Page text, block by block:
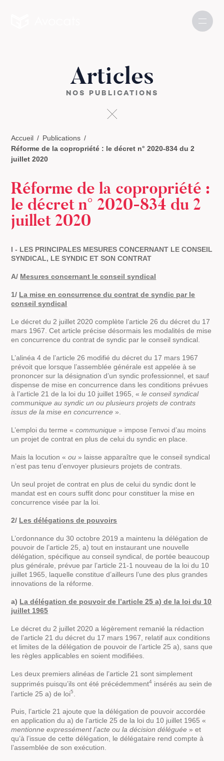
Articles
NOS PUBLICATIONS
Accueil
Publications
Réforme de la copropriété : le décret n° 2020-834 du 2
juillet 2020
Réforme de la copropriété :
le décret n° 2020-834 du 2
juillet 2020
I - LES PRINCIPALES MESURES CONCERNANT LE CONSEIL
SYNDICAL, LE SYNDIC ET SON CONTRAT
A/ Mesures concernant le conseil syndical
1/ La mise en concurrence du contrat de syndic par le
conseil syndical
Le décret du 2 juillet 2020 complète l’article 26 du décret du 17
mars 1967. Cet article précise désormais les modalités de mise
en concurrence du contrat de syndic par le conseil syndical.
L’alinéa 4 de l’article 26 modifié du décret du 17 mars 1967
prévoit que lorsque l’assemblée générale est appelée à se
prononcer sur la désignation d’un syndic professionnel, et sauf
dispense de mise en concurrence dans les conditions prévues
à l’article 21 de la loi du 10 juillet 1965, «le conseil syndical
communique au syndic un ou plusieurs projets de contrats
issus de la mise en concurrence ».
L’emploi du terme «communique » impose l’envoi d’au moins
un projet de contrat en plus de celui du syndic en place.
Mais la locution «ou » laisse apparaître que le conseil syndical
n’est pas tenu d’envoyer plusieurs projets de contrats.
Un seul projet de contrat en plus de celui du syndic dont le
mandat est en cours suffit donc pour constituer la mise en
concurrence visée par la loi.
2/ Les délégations de pouvoirs
L’ordonnance du 30 octobre 2019 a maintenu la délégation de
pouvoir de l’article 25, a) tout en instaurant une nouvelle
délégation, spécifique au conseil syndical, de portée beaucoup
plus générale, prévue par l’article 21-1 nouveau de la loi du 10
juillet 1965, laquelle constitue d’ailleurs l’une des plus grandes
innovations de la réforme.
a) La délégation de pouvoir de l’article 25 a) de la loi du 10
juillet 1965
Le décret du 2 juillet 2020 a légèrement remanié la rédaction
de l’article 21 du décret du 17 mars 1967, relatif aux conditions
et limites de la délégation de pouvoir de l’article 25 a), sans que
les règles applicables en soient modifiées.
Les deux premiers alinéas de l’article 21 sont simplement
supprimés puisqu’ils ont été précédemment4 insérés au sein de
l’article 25 a) de loi5
Puis, l’article 21 ajoute que la délégation de pouvoir accordée
en application du a) de l’article 25 de la loi du 10 juillet 1965 «
mentionne expressément l’acte ou la décision déléguée » et
qu’à l’issue de cette délégation, le délégataire rend compte à
l’assemblée de son exécution.